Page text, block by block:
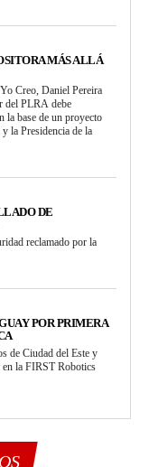
MÁS ALLÁ
Creo, Daniel Pereira
del PLRA debe
la base de un proyecto
la Presidencia de la
DE
reclamado por la
POR PRIMERA
de Ciudad del Este y
en la FIRST Robotics